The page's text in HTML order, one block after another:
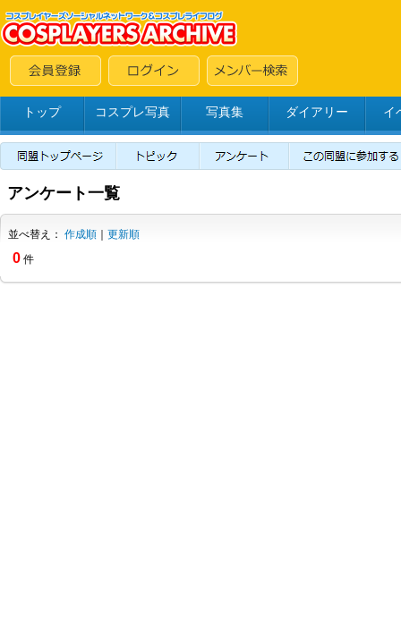
トップ コスプレ写真 写真集 ダイアリー イ
アンケート一覧
並べ替え： 作成順 更新順
0 件